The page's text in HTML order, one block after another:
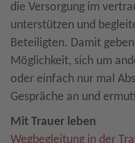
die Versorgung im
unterstützen und
Beteiligten. Damit
Möglichkeit, sich um
oder einfach nur mal
Gespräche an und
Mit Trauer leben
Wegbegleitung in der